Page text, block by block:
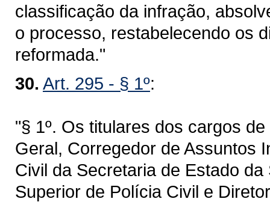
classificação da infração,
o processo, restabelecendo os
reformada."
30. Art. 295 - § 1º:
"§ 1º. Os titulares dos cargos
Geral, Corregedor de Assuntos
Civil da Secretaria de Estado
Superior de Polícia Civil e